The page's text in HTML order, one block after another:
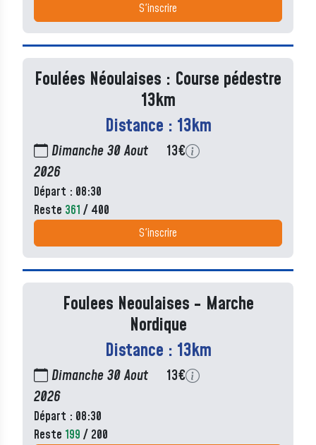
S'inscrire
Foulées Néoulaises : Course pédestre
13km
Distance : 13km
Dimanche 30 Aout
2026
Départ : 08:30
Reste 361 / 400
13€
S'inscrire
Foulees Neoulaises - Marche
Nordique
Distance : 13km
Dimanche 30 Aout
2026
Départ : 08:30
Reste 199 / 200
13€